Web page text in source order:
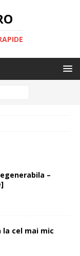
–
la cel mai mic